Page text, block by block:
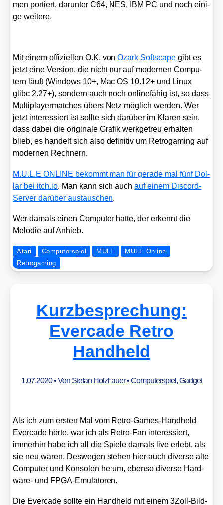
men por­tiert, dar­un­ter C64, NES, IBM PC und noch eini­
ge wei­te­re.
Mit einem offi­zi­el­len O.K. vonOzark Soft­scape gibt es
jetzt eine Ver­si­on, die nicht nur auf moder­nen Com­pu­
tern läuft (Win­dows 10+, Mac OS 10.12+ und Linux
glibc 2.27+), son­dern auch noch online­fä­hig ist, so dass
Mul­ti­play­er­mat­ches übers Netz mög­lich wer­den. Wer
jetzt inter­es­siert ist soll­te sich dar­über im Kla­ren sein,
dass dabei die ori­gi­na­le Gra­fik werk­ge­treu erhal­ten
blieb, es han­delt sich also defi­ni­tiv um Retro­gam­ing auf
moder­nen Rech­nern.
M.U.L.E ONLINE bekommt man für gera­de mal fünf Dol­
lar bei itch​.io. Man kann sich auchauf einem Dis­cord-
Ser­ver dar­über aus­tau­schen.
Wer damals einen Com­pu­ter hat­te, der erkennt die
Melo­die auf Anhieb.
Atari Computerspiel MULE
MULE Online
Retrogaming
Kurzbesprechung:
Evercade Retro
Handheld
1.07.2020• Von Stefan Holzhauer•Computerspiel,Gadget
Als ich zum ers­ten Mal vom Retro-Games-Hand­held
Ever­ca­de hör­te, war ich als Retro-Fan inter­es­siert,
immer­hin habe ich all die Spie­le damals live erlebt, als
sie neu waren. Des­we­gen ste­hen hier auch diver­se alte
Com­pu­ter und Kon­so­len her­um, eben­so diver­se Hard­
ware- und FPGA-Emu­la­to­ren.
Die Ever­ca­de soll­te ein Hand­held mit einem 3Zoll-Bild­